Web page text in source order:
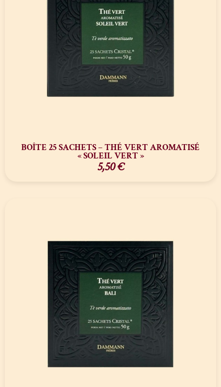
BOÎTE 25 SACHETS – THÉ VERT AROMATISÉ
« SOLEIL VERT »
5,50€